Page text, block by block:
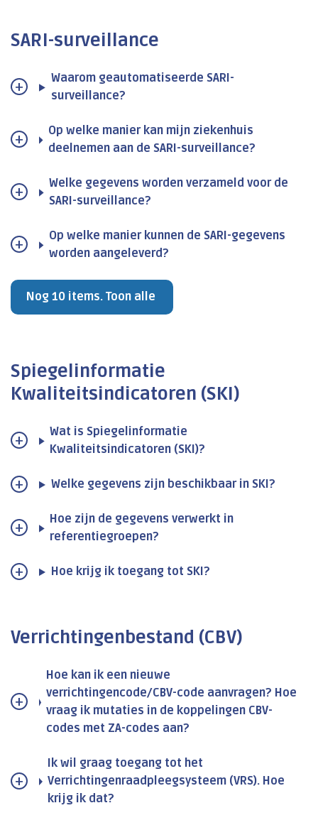
SARI-surveillance
Waarom geautomatiseerde SARI-
surveillance?
Op welke manier kan mijn ziekenhuis
deelnemen aan de SARI-surveillance?
Welke gegevens worden verzameld voor de
SARI-surveillance?
Op welke manier kunnen de SARI-gegevens
worden aangeleverd?
Nog 10 items. Toon alle
Spiegelinformatie
Kwaliteitsindicatoren (SKI)
Wat is Spiegelinformatie
Kwaliteitsindicatoren (SKI)?
Welke gegevens zijn beschikbaar in SKI?
Hoe zijn de gegevens verwerkt in
referentiegroepen?
Hoe krijg ik toegang tot SKI?
Verrichtingenbestand (CBV)
Hoe kan ik een nieuwe
verrichtingencode/CBV-code aanvragen? Hoe
vraag ik mutaties in de koppelingen CBV-
codes met ZA-codes aan?
Ik wil graag toegang tot het
Verrichtingenraadpleegsysteem (VRS). Hoe
krijg ik dat?